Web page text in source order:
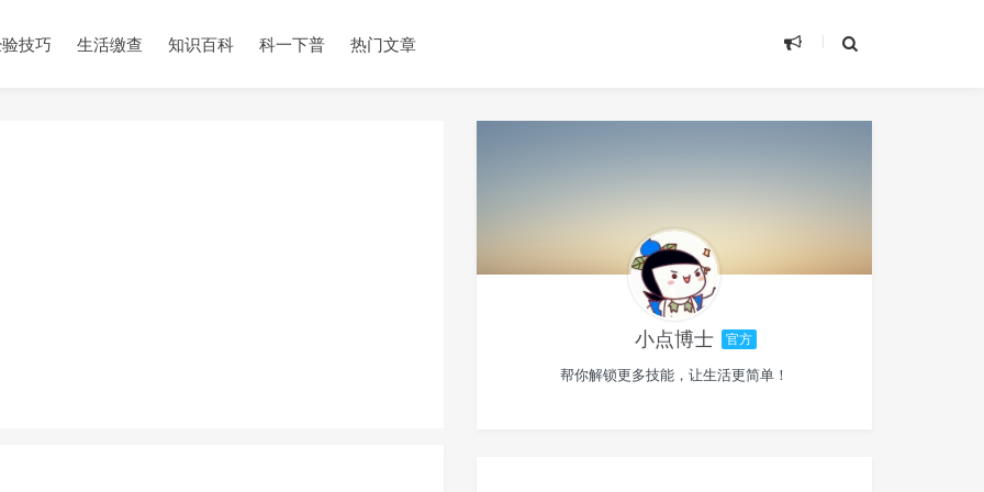
技巧 生活缴查 知识百科 科一下普 热门文章
小点博士 官方
帮你解锁更多技能，让生活更简单！